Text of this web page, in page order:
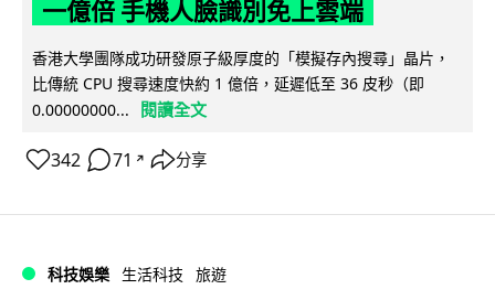
一億倍 手機人臉識別免上雲端
香港大學團隊成功研發原子級厚度的「模擬存內搜尋」晶片，
比傳統 CPU 搜尋速度快約 1 億倍，延遲低至 36 皮秒（即
0.00000000...
閱讀全文
342 71 ↗ 分享
科技娛樂 生活科技 旅遊